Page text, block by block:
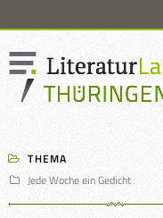
THEMA
Jede Woche ein Gedicht